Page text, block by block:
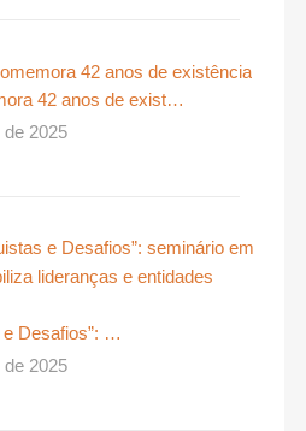
42 anos de exist…
2025
e Desafios”: …
2025